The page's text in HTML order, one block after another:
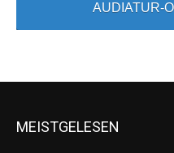
AUDIATUR-
MEISTGELESEN